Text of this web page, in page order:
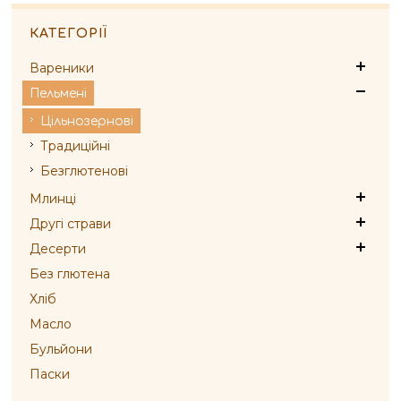
КАТЕГОРІЇ
Вареники
Пельмені
Цільнозернові
Традиційні
Безглютенові
Млинці
Другі страви
Десерти
Без глютена
Хліб
Масло
Бульйони
Паски